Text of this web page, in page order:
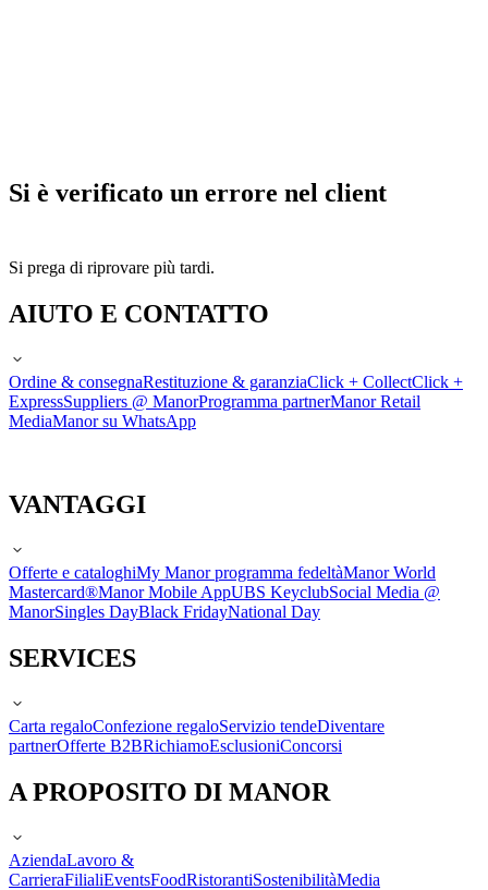
Si è verificato un errore nel client
Si prega di riprovare più tardi.
AIUTO E CONTATTO
Ordine & consegnaRestituzione & garanziaClick + CollectClick +
ExpressSuppliers @ ManorProgramma partnerManor Retail
MediaManor su WhatsApp
VANTAGGI
Offerte e cataloghiMy Manor programma fedeltàManor World
Mastercard®Manor Mobile AppUBS KeyclubSocial Media @
ManorSingles DayBlack FridayNational Day
SERVICES
Carta regaloConfezione regaloServizio tendeDiventare
partnerOfferte B2BRichiamoEsclusioniConcorsi
A PROPOSITO DI MANOR
AziendaLavoro &
CarrieraFilialiEventsFoodRistorantiSostenibilitàMedia